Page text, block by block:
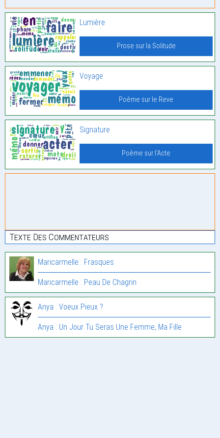
Lumière
Prose sur la Solitude
Voyage
Poème sur le Reve
Signature
Poème sur l'Acte
Texte Des Commentateurs
Maricarmelle : Frasques
Maricarmelle : Peau De Chagrin
Anya : Voeux Pieux ?
Anya : Un Jour Tu Seras Une Femme, Ma Fille